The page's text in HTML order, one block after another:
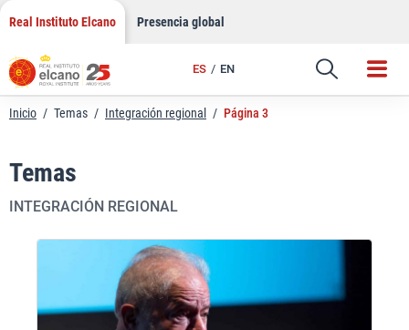
Saltar
contenido
Real Instituto Elcano Presencia global
ES EN
Inicio / Temas / Integración regional / Página 3
Temas
INTEGRACIÓN REGIONAL